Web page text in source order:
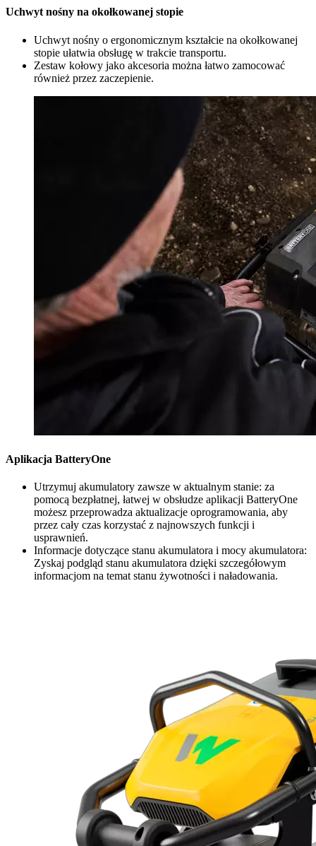
Uchwyt nośny na okołkowanej stopie
Uchwyt nośny o ergonomicznym kształcie na okołkowanej
stopie ułatwia obsługę w trakcie transportu.
Zestaw kołowy jako akcesoria można łatwo zamocować
również przez zaczepienie.
Aplikacja BatteryOne
Utrzymuj akumulatory zawsze w aktualnym stanie: za
pomocą bezpłatnej, łatwej w obsłudze aplikacji BatteryOne
możesz przeprowadza aktualizacje oprogramowania, aby
przez cały czas korzystać z najnowszych funkcji i
usprawnień.
Informacje dotyczące stanu akumulatora i mocy akumulatora:
Zyskaj podgląd stanu akumulatora dzięki szczegółowym
informacjom na temat stanu żywotności i naładowania.